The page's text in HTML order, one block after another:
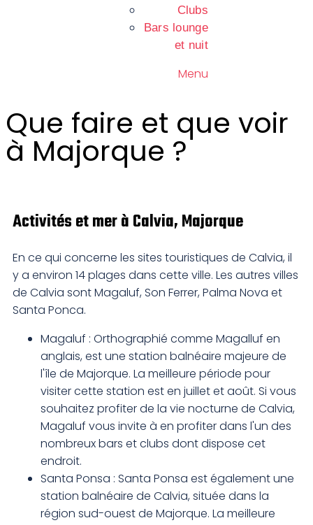
Clubs
Bars lounge
et nuit
Menu
Que faire et que voir
à Majorque ?
Activités et mer à Calvia, Majorque
En ce qui concerne les sites touristiques de Calvia, il
y a environ 14 plages dans cette ville. Les autres villes
de Calvia sont Magaluf, Son Ferrer, Palma Nova et
Santa Ponca.
Magaluf : Orthographié comme Magalluf en
anglais, est une station balnéaire majeure de
l'île de Majorque. La meilleure période pour
visiter cette station est en juillet et août. Si vous
souhaitez profiter de la vie nocturne de Calvia,
Magaluf vous invite à en profiter dans l'un des
nombreux bars et clubs dont dispose cet
endroit.
Santa Ponsa : Santa Ponsa est également une
station balnéaire de Calvia, située dans la
région sud-ouest de Majorque. La meilleure